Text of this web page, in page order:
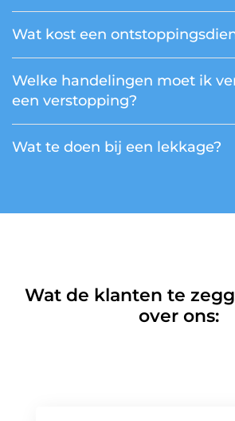
Wat kost een
Welke handelingen moet ik
een verstopping?
Wat te doen bij een lekkage?
Wat de klanten te
over ons: